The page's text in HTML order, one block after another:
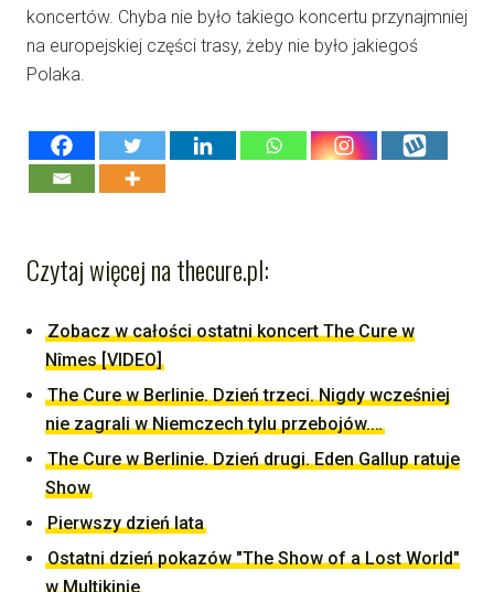
koncertów. Chyba nie było takiego koncertu przynajmniej
na europejskiej części trasy, żeby nie było jakiegoś
Polaka.
Czytaj więcej na thecure.pl:
Zobacz w całości ostatni koncert The Cure w
Nîmes [VIDEO]
The Cure w Berlinie. Dzień trzeci. Nigdy wcześniej
nie zagrali w Niemczech tylu przebojów.…
The Cure w Berlinie. Dzień drugi. Eden Gallup ratuje
Show
Pierwszy dzień lata
Ostatni dzień pokazów "The Show of a Lost World"
w Multikinie